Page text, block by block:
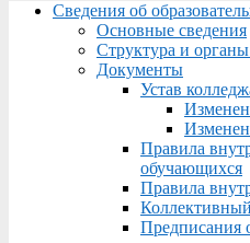
Menu
Сведения об
Основные сведения
Структура и
Документы
Устав
Правила
обучающихся
Правила
Предписания